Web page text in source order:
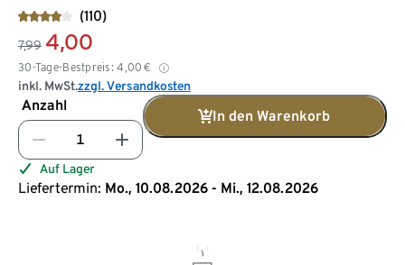
(110)
7,99 4,00
30-Tage-Bestpreis: 4,00 €
inkl. MwSt.zzgl. Versandkosten
Anzahl
In den Warenkorb
Auf Lager
Liefertermin: Mo., 10.08.2026 - Mi., 12.08.2026